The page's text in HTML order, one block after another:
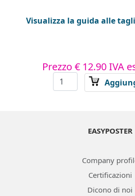
Visualizza la guida alle
Prezzo € 12.90IVA
EASYPOSTER
Company
Certificazioni
Dicono di noi